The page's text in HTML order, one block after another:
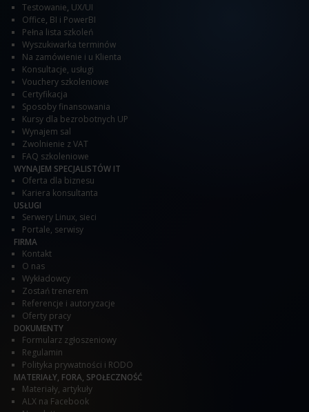
Testowanie, UX/UI
Office, BI i PowerBI
Pełna lista szkoleń
Wyszukiwarka terminów
Na zamówienie i u Klienta
Konsultacje, usługi
Vouchery szkoleniowe
Certyfikacja
Sposoby finansowania
Kursy dla bezrobotnych UP
Wynajem sal
Zwolnienie z VAT
FAQ szkoleniowe
WYNAJEM SPECJALISTÓW IT
Oferta dla biznesu
Kariera konsultanta
USŁUGI
Serwery Linux, sieci
Portale, serwisy
FIRMA
Kontakt
O nas
Wykładowcy
Zostań trenerem
Referencje i autoryzacje
Oferty pracy
DOKUMENTY
Formularz zgłoszeniowy
Regulamin
Polityka prywatności i RODO
MATERIAŁY, FORA, SPOŁECZNOŚĆ
Materiały, artykuły
ALX na Facebook